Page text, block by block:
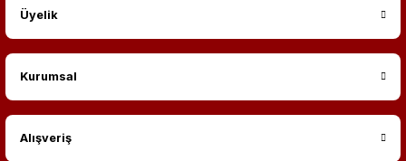
Üyelik
Kurumsal
Alışveriş